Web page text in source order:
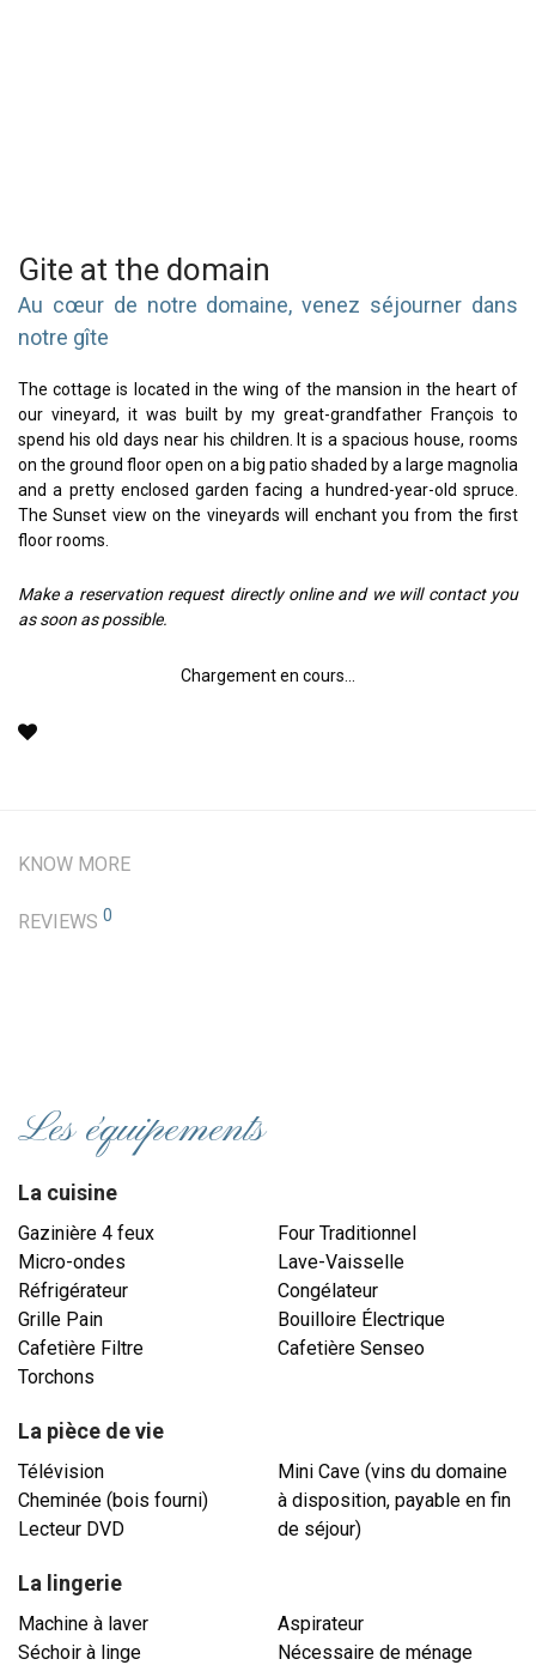
Gite at the domain
Au cœur de notre domaine, venez séjourner dans
notre gîte
The cottage is located in the wing of the mansion in the heart of
our vineyard, it was built by my great-grandfather François to
spend his old days near his children. It is a spacious house, rooms
on the ground floor open on a big patio shaded by a large magnolia
and a pretty enclosed garden facing a hundred-year-old spruce.
The Sunset view on the vineyards will enchant you from the first
floor rooms.
Make a reservation request directly online and we will contact you
as soon as possible.
Chargement en cours...
KNOW MORE
REVIEWS 0
Les équipements
La cuisine
Gazinière 4 feux
Micro-ondes
Réfrigérateur
Grille Pain
Cafetière Filtre
Torchons
Four Traditionnel
Lave-Vaisselle
Congélateur
Bouilloire Électrique
Cafetière Senseo
La pièce de vie
Télévision
Cheminée (bois fourni)
Lecteur DVD
Mini Cave (vins du domaine
à disposition, payable en fin
de séjour)
La lingerie
Machine à laver
Séchoir à linge
Aspirateur
Nécessaire de ménage